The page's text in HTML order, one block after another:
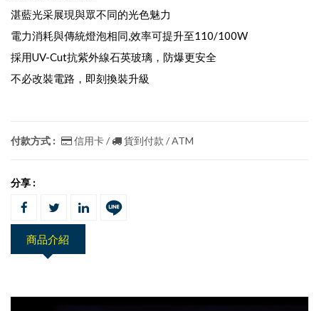
湛藍光采展現與眾不同的光色魅力
電力消耗與傳統燈泡相同,效率可提升至110/100W
採用UV-Cut抗紫外線石英玻璃，防爆更安全
不必改裝電路，即刻換裝升級
付款方式 : 信用卡 / 貨到付款 / ATM
分享 :
商品介紹